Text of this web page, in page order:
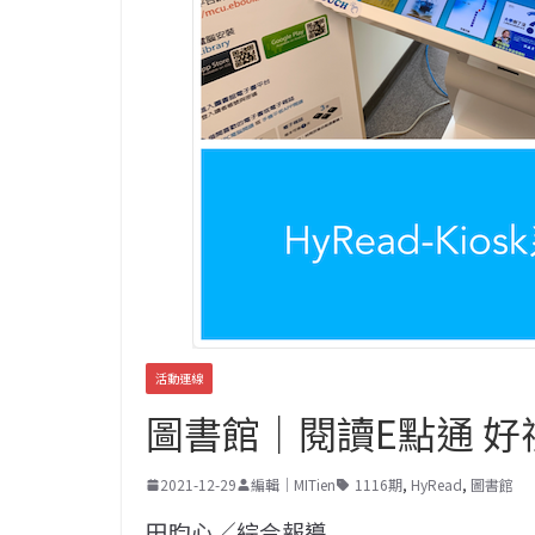
活動連線
圖書館｜閱讀E點通
2021-12-29 編輯｜MITien 1116期, HyRead, 圖書館